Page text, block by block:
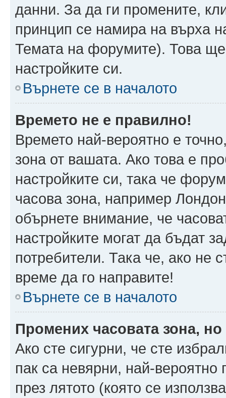
данни. За да ги промените,
принцип се намира на върха
Темата на форумите). Това
настройките си.
Върнете се в началото
Времето не е правилно!
Времето най-вероятно е
зона от вашата. Ако това е
настройките си, така че
часова зона, например
обърнете внимание, че
настройките могат да бъдат
потребители. Така че, ако не
време да го направите!
Върнете се в началото
Промених часовата зона,
Ако сте сигурни, че сте
пак са невярни, най-
през лятото (която се